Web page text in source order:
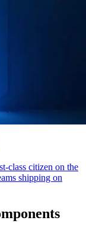
class citizen on the
shipping on